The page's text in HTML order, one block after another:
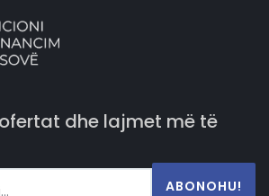
dhe lajmet më të
ABONOHU!